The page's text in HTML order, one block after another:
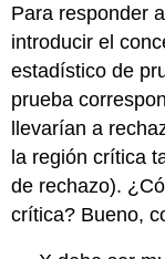
Para responder
introducir el
estadístico de
prueba
llevarían a
la región crítica
de rechazo).
crítica? Bueno,